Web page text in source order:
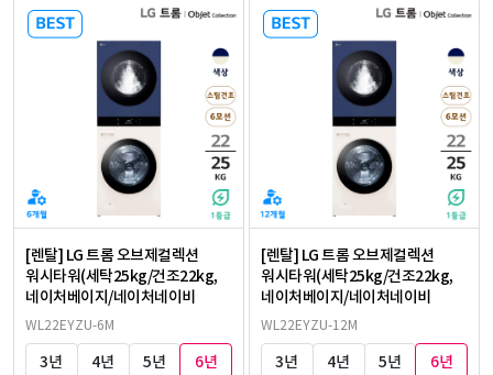
[렌탈] LG 트롬 오브제컬렉션
워시타워(세탁25kg/건조22kg,
네이처베이지/네이처네이비
WL22EYZU-6M
3년 4년 5년 6년
[렌탈] LG 트롬 오브제컬렉션
워시타워(세탁25kg/건조22kg,
네이처베이지/네이처네이비
WL22EYZU-12M
3년 4년 5년 6년